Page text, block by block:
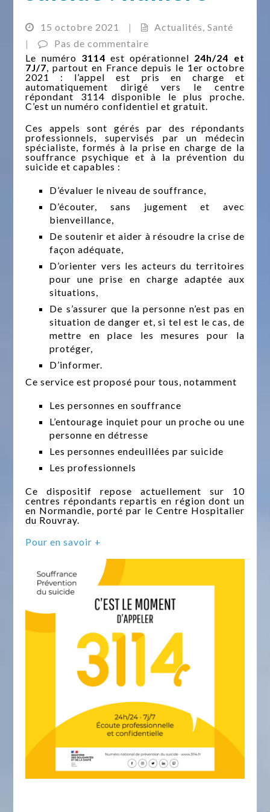
15 octobre 2021 | Actualités,Santé
|
Pas de commentaire
Le numéro 3114 est opérationnel 24h/24 et
7J/7, partout en France depuis le 1er octobre
2021 : l’appel est pris en charge et
automatiquement dirigé vers le centre
répondant 3114 disponible le plus proche.
C’est un numéro confidentiel et gratuit.
Ces appels sont gérés par des répondants
professionnels, supervisés par un médecin
spécialiste, formés à la prise en charge de la
souffrance psychique et à la prévention du
suicide et capables :
D’évaluer le niveau de souffrance,
D’écouter, sans jugement et avec
bienveillance,
De soutenir et aider à résoudre la crise de
façon adéquate,
D’orienter vers les acteurs du territoires
pour une prise en charge adaptée aux
situations,
De s’assurer que la personne n’est pas en
situation de danger et, si tel est le cas, de
mettre en place les mesures pour la
protéger,
D’informer.
Ce service est proposé pour tous, notamment
Les personnes en souffrance
L’entourage inquiet pour un proche ou une
personne en détresse
Les personnes endeuillées par suicide
Les professionnels
Ce dispositif repose actuellement sur 10
centres répondants repartis en région dont un
en Normandie, porté par le Centre Hospitalier
du Rouvray.
Pour en savoir +